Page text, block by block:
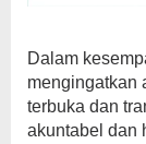
Dalam
mengingatkan
terbuka dan
akuntabel dan